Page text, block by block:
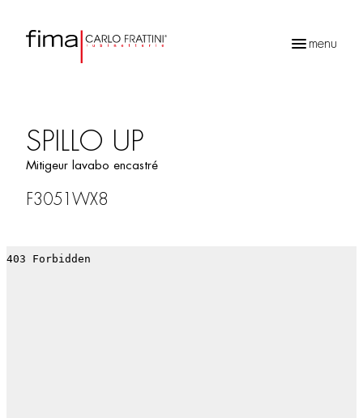
menu
SPILLO UP
Mitigeur lavabo encastré
F3051WX8